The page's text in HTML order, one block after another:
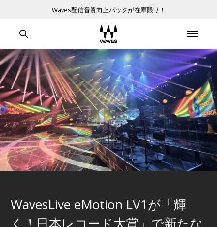
Waves配信音質向上パックが在庫限り！
WavesLive eMotion LV1が「輝
く！日本レコード大賞」で新たな